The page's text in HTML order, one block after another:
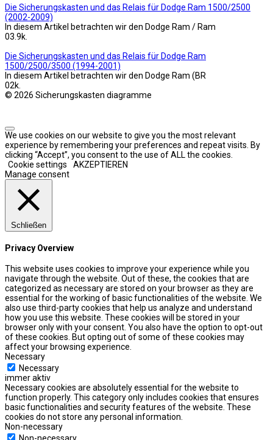
Die Sicherungskasten und das Relais für Dodge Ram 1500/2500
(2002-2009)
In diesem Artikel betrachten wir den Dodge Ram / Ram
03.9k.
Die Sicherungskasten und das Relais für Dodge Ram
1500/2500/3500 (1994-2001)
In diesem Artikel betrachten wir den Dodge Ram (BR
02k.
© 2026 Sicherungskasten diagramme
We use cookies on our website to give you the most relevant
experience by remembering your preferences and repeat visits. By
clicking “Accept”, you consent to the use of ALL the cookies.
Cookie settings
AKZEPTIEREN
Manage consent
Schließen
Privacy Overview
This website uses cookies to improve your experience while you
navigate through the website. Out of these, the cookies that are
categorized as necessary are stored on your browser as they are
essential for the working of basic functionalities of the website. We
also use third-party cookies that help us analyze and understand
how you use this website. These cookies will be stored in your
browser only with your consent. You also have the option to opt-out
of these cookies. But opting out of some of these cookies may
affect your browsing experience.
Necessary
Necessary
immer aktiv
Necessary cookies are absolutely essential for the website to
function properly. This category only includes cookies that ensures
basic functionalities and security features of the website. These
cookies do not store any personal information.
Non-necessary